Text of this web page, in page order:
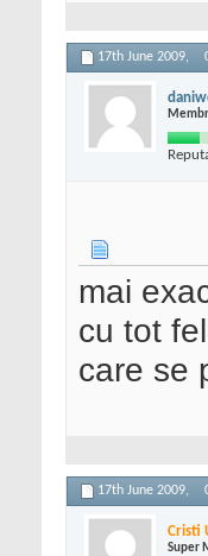
17th June 2009,
mai
cu tot
care se
17th June 2009,
Cristi
Super